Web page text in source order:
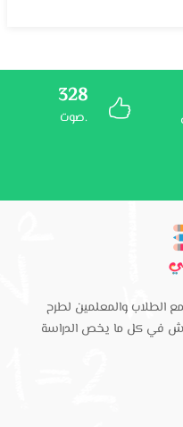
328
صوت.
الطلاب والمعلمين لطرح
في كل ما يخص الدراسة